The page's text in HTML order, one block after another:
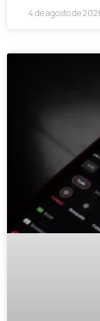
4 de agosto de